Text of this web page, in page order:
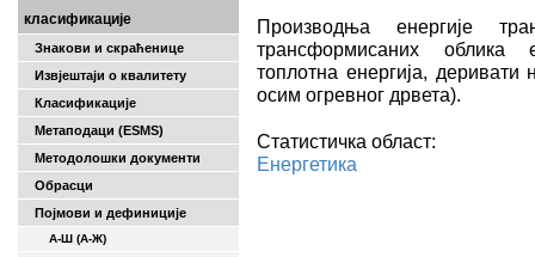
класификације
Знакови и скраћенице
Извјештаји о квалитету
Класификације
Метаподаци (ESMS)
Методолошки документи
Обрасци
Појмови и дефиниције
А-Ш (A-Ж)
Производња енергије
трансформисаних облика
топлотна енергија,
осим огревног дрвета).
Статистичка област:
Енергетика